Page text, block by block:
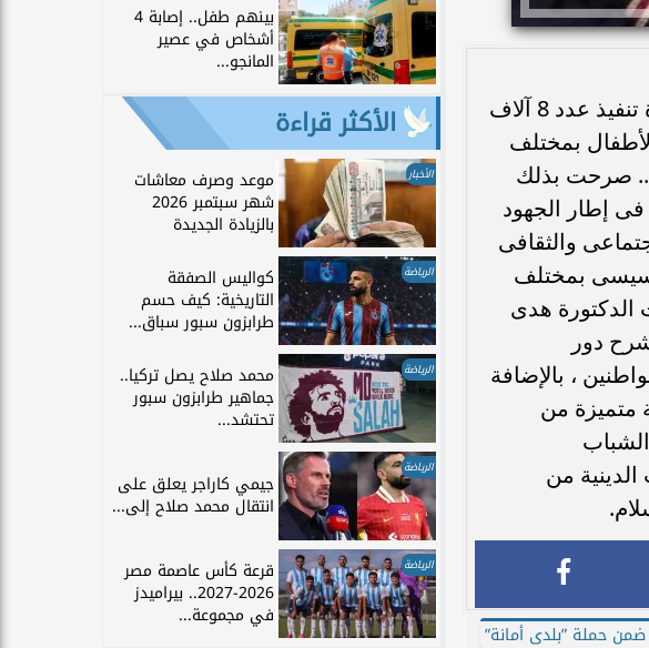
تحت رعاية اللواء أشرف عطية محافظ أسوان يستكمل المجلس القومى للمرأة تنفيذ عدد 8 آلاف
والرجال والأطفال بمختلف
.. صرحت بذلك
إطار الجهود
والثقافى
بمختلف
الدكتورة هدى
دور
، بالإضافة
متميزة من
من
بينهم طفل.. إصابة 4
أشخاص في عصير
المانجو...
الأكثر قراءة
الأخبار موعد وصرف معاشات
شهر سبتمبر 2026
بالزيادة الجديدة
الرياضة كواليس الصفقة
التاريخية: كيف حسم
طرابزون سبور سباق...
الرياضة محمد صلاح يصل تركيا..
جماهير طرابزون سبور
تحتشد...
الرياضة
جيمي كاراجر يعلق على
انتقال محمد صلاح إلى...
الرياضة قرعة كأس عاصمة مصر
2026-2027.. بيراميدز
في مجموعة...